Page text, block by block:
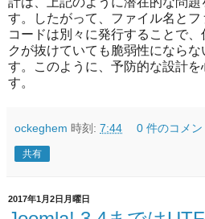
す。したがって、ファイル名と
コードは別々に発行することで
クが抜けていても脆弱性にならな
す。このように、予防的な設計
す。
ockeghem 時刻: 7:44 0 件のコメン
共有
2017年1月2日月曜日